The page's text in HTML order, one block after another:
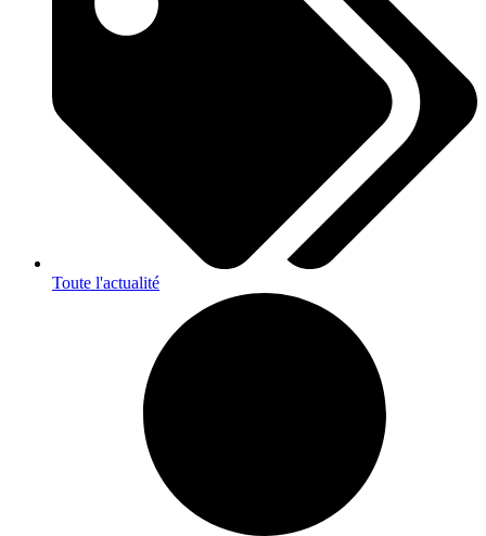
Toute l'actualité